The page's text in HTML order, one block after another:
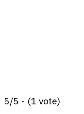
5/5 - (1 vote)